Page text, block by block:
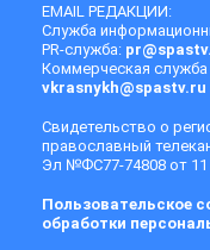
EMAIL РЕДАКЦИИ:
Служба
PR-служба:
Коммерческая
vkrasnykh@spastv.ru
Свидетельство о
православный
Эл №ФС77-74808 от 11
Пользовательское
обработки